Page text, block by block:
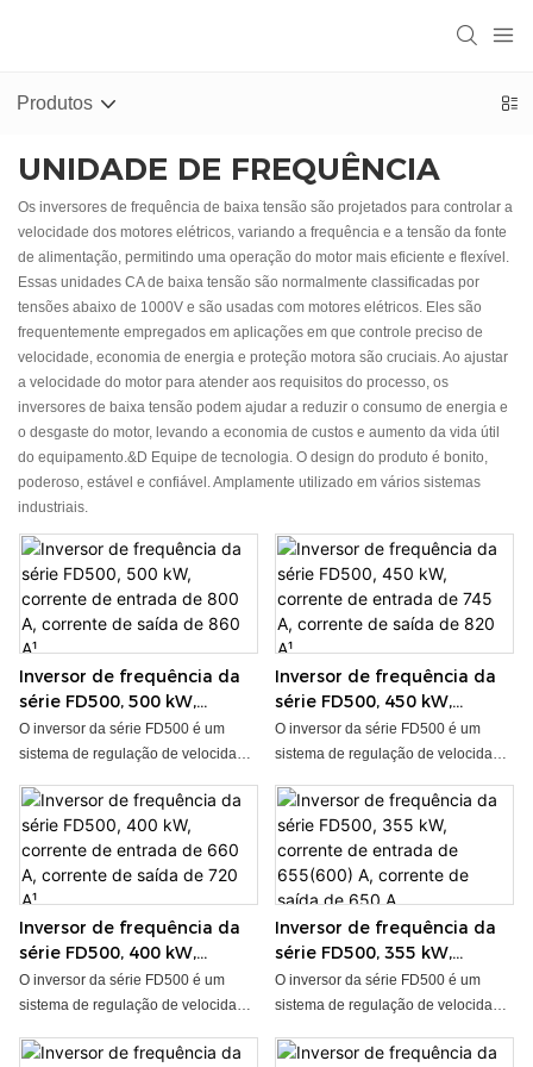
Produtos
UNIDADE DE FREQUÊNCIA
Os inversores de frequência de baixa tensão são projetados para controlar a
velocidade dos motores elétricos, variando a frequência e a tensão da fonte
de alimentação, permitindo uma operação do motor mais eficiente e flexível.
Essas unidades CA de baixa tensão são normalmente classificadas por
tensões abaixo de 1000V e são usadas com motores elétricos. Eles são
frequentemente empregados em aplicações em que controle preciso de
velocidade, economia de energia e proteção motora são cruciais. Ao ajustar
a velocidade do motor para atender aos requisitos do processo, os
inversores de baixa tensão podem ajudar a reduzir o consumo de energia e
o desgaste do motor, levando a economia de custos e aumento da vida útil
do equipamento.&D Equipe de tecnologia. O design do produto é bonito,
poderoso, estável e confiável. Amplamente utilizado em vários sistemas
industriais.
Inversor de frequência da
série FD500, 500 kW,
corrente de entrada de
800 A, corrente de saída de
O inversor da série FD500 é um
sistema de regulação de velocidade
desempenho, projetado e fabricado
pela nossa empresa. Esta série de
sistemas de regulação de
velocidade por conversão de
frequência é o principal sistema de
regulação de velocidade por
conversão de frequência CA da
empresa para o futuro. Com base
em pesquisas aprofundadas sobre
através de um novo projeto
Inversor de frequência da
série FD500, 450 kW,
corrente de entrada de
745 A, corrente de saída de
O inversor da série FD500 é um
sistema de regulação de velocidade
desempenho, projetado e fabricado
pela nossa empresa. Esta série de
sistemas de regulação de
velocidade por conversão de
frequência é o principal sistema de
regulação de velocidade por
conversão de frequência CA da
empresa para o futuro. Com base
em pesquisas aprofundadas sobre
através de um novo projeto
Inversor de frequência da
série FD500, 400 kW,
corrente de entrada de
660 A, corrente de saída de
O inversor da série FD500 é um
sistema de regulação de velocidade
desempenho, projetado e fabricado
Inversor de frequência da
série FD500, 355 kW,
corrente de entrada de
655(600) A, corrente de
O inversor da série FD500 é um
sistema de regulação de velocidade
desempenho, projetado e fabricado